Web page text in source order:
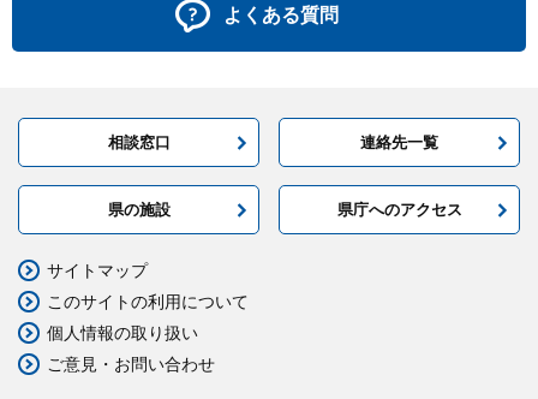
よくある質問
相談窓口 連絡先一覧
県の施設 県庁へのアクセス
サイトマップ
このサイトの利用について
個人情報の取り扱い
ご意見・お問い合わせ